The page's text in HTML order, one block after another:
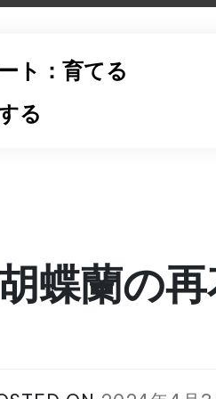
ト：育てる
る
蝶蘭の